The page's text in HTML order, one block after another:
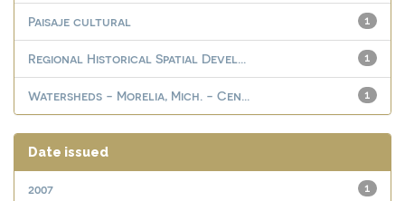
1
Paisaje cultural
1
Regional Historical Spatial Devel...
1
Watersheds - Morelia, Mich. - Cen...
Date issued
1
2007